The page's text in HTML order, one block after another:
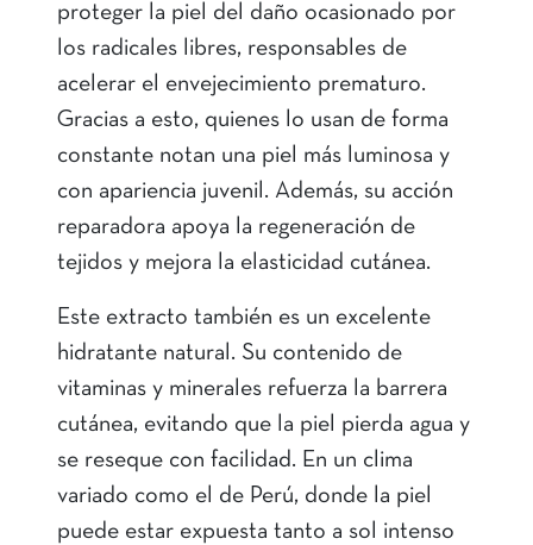
proteger la piel del daño ocasionado por
los radicales libres, responsables de
acelerar el envejecimiento prematuro.
Gracias a esto, quienes lo usan de forma
constante notan una piel más luminosa y
con apariencia juvenil. Además, su acción
reparadora apoya la regeneración de
tejidos y mejora la elasticidad cutánea.
Este extracto también es un excelente
hidratante natural. Su contenido de
vitaminas y minerales refuerza la barrera
cutánea, evitando que la piel pierda agua y
se reseque con facilidad. En un clima
variado como el de Perú, donde la piel
puede estar expuesta tanto a sol intenso